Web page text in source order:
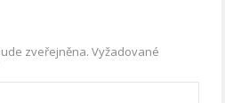
zveřejněna. Vyžadované